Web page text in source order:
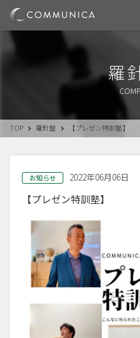
羅
TOP 羅針盤 【プレゼン特訓塾】
お知らせ 2022年06月06日
【プレゼン特訓塾】